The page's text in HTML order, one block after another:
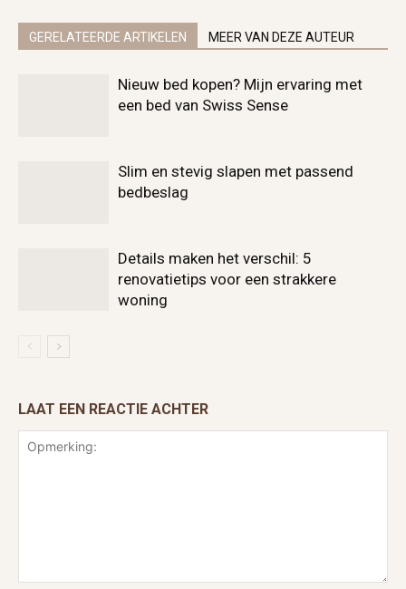
GERELATEERDE ARTIKELEN MEER VAN DEZE AUTEUR
Nieuw bed kopen? Mijn ervaring met
een bed van Swiss Sense
Slim en stevig slapen met passend
bedbeslag
Details maken het verschil: 5
renovatietips voor een strakkere
woning
LAAT EEN REACTIE ACHTER